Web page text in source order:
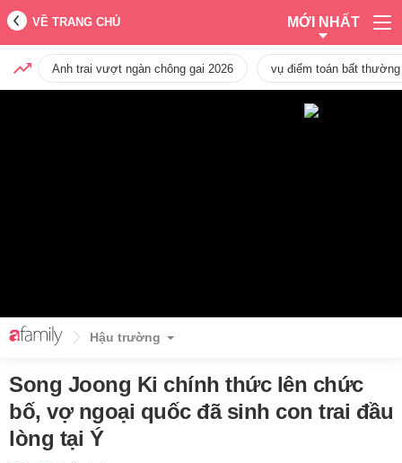
VỀ TRANG CHỦ MỚI NHẤT
Anh trai vượt ngàn chông gai 2026 vụ điểm toán bất
Hậu trường
Song Joong Ki chính thức lên chức
bố, vợ ngoại quốc đã sinh con trai đầu
lòng tại Ý